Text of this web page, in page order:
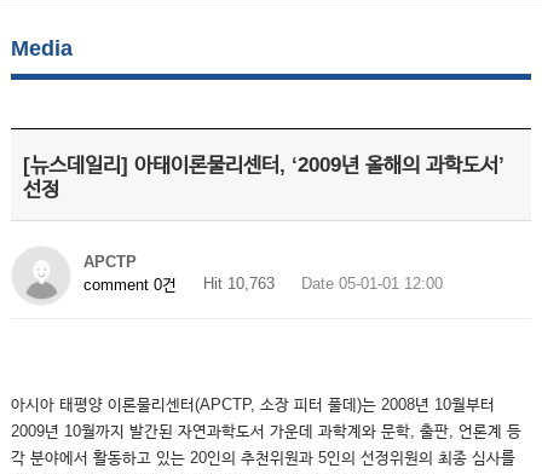
Media
[뉴스데일리] 아태이론물리센터, ‘2009년 올해의 과학도서’
선정
APCTP
comment 0건
Hit 10,763 Date 05-01-01 12:00
아시아 태평양 이론물리센터(APCTP, 소장 피터 풀데)는 2008년 10월부터
2009년 10월까지 발간된 자연과학도서 가운데 과학계와 문학, 출판, 언론계 등
각 분야에서 활동하고 있는 20인의 추천위원과 5인의 선정위원의 최종 심사를